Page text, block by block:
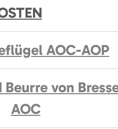
AOC-AOP
von
AOC